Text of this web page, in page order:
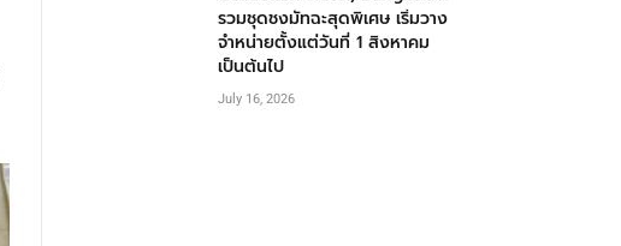
รวมชุดชงมัทฉะสุดพิเศษ เริ่มวาง
จำหน่ายตั้งแต่วันที่ 1 สิงหาคม
เป็นต้นไป
July 16, 2026